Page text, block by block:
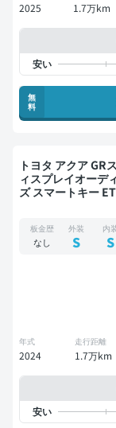
2025 1.7万km
無
料
トヨタ アクア GRスポーツ 美品 禁煙車
ィスプレイオーデ
ズ スマートキー
板金歴
なし
外装
S
内
S
年式
2024
走行距離
1.7万km